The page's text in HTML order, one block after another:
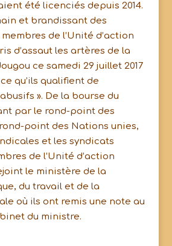
été licenciés depuis 2014.
et brandissant des
de l’Unité d’action
d’assaut les artères de la
ce samedi 29 juillet 2017
qu’ils qualifient de
». De la bourse du
par le rond-point des
point des Nations unies,
et les syndicats
de l’Unité d’action
le ministère de la
du travail et de la
où ils ont remis une note au
du ministre.